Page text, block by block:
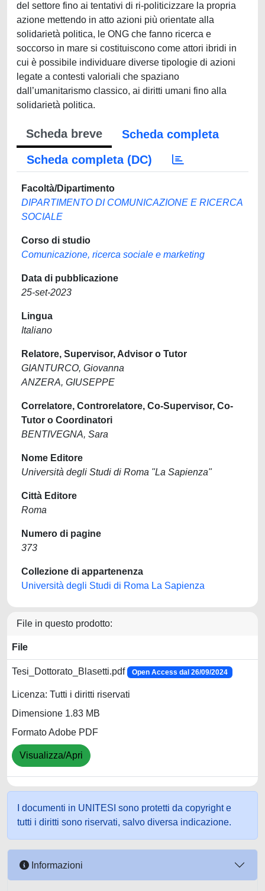
del settore fino ai tentativi di ri-politicizzare la propria
azione mettendo in atto azioni più orientate alla
solidarietà politica, le ONG che fanno ricerca e
soccorso in mare si costituiscono come attori ibridi in
cui è possibile individuare diverse tipologie di azioni
legate a contesti valoriali che spaziano
dall’umanitarismo classico, ai diritti umani fino alla
solidarietà politica.
Scheda breve
Scheda completa
Scheda completa (DC)
Facoltà/Dipartimento
DIPARTIMENTO DI COMUNICAZIONE E RICERCA
SOCIALE
Corso di studio
Comunicazione, ricerca sociale e marketing
Data di pubblicazione
25-set-2023
Lingua
Italiano
Relatore, Supervisor, Advisor o Tutor
GIANTURCO, Giovanna
ANZERA, GIUSEPPE
Correlatore, Controrelatore, Co-Supervisor, Co-
Tutor o Coordinatori
BENTIVEGNA, Sara
Nome Editore
Università degli Studi di Roma "La Sapienza"
Città Editore
Roma
Numero di pagine
373
Collezione di appartenenza
Università degli Studi di Roma La Sapienza
File in questo prodotto:
File
Tesi_Dottorato_Blasetti.pdf Open Access dal 26/09/2024
Licenza: Tutti i diritti riservati
Dimensione 1.83 MB
Formato Adobe PDF
Visualizza/Apri
I documenti in UNITESI sono protetti da copyright e
tutti i diritti sono riservati, salvo diversa indicazione.
Informazioni